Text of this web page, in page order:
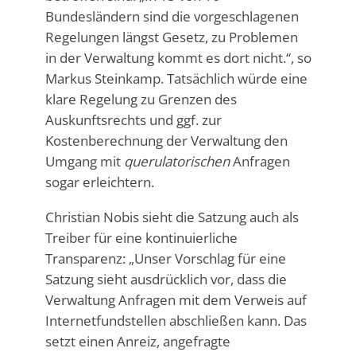
Bundesländern sind die vorgeschlagenen
Regelungen längst Gesetz, zu Problemen
in der Verwaltung kommt es dort nicht.“, so
Markus Steinkamp. Tatsächlich würde eine
klare Regelung zu Grenzen des
Auskunftsrechts und ggf. zur
Kostenberechnung der Verwaltung den
Umgang mit querulatorischenAnfragen
sogar erleichtern.
Christian Nobis sieht die Satzung auch als
Treiber für eine kontinuierliche
Transparenz: „Unser Vorschlag für eine
Satzung sieht ausdrücklich vor, dass die
Verwaltung Anfragen mit dem Verweis auf
Internetfundstellen abschließen kann. Das
setzt einen Anreiz, angefragte